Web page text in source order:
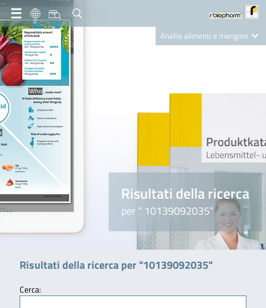
IT
Analisi alimenti e mangimi
Nutrition Care
Risultati della ricerca
per " 10139092035"
Risultati della ricerca per "10139092035"
Cerca: